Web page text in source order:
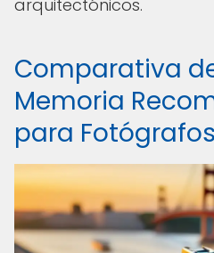
arquitectónicos.
Comparativa
Memoria
para